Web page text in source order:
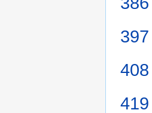
397
408
419